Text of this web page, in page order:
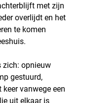
met zijn
overlijdt en het
te komen
zich: opnieuw
gestuurd,
vanwege een
uit elkaar is